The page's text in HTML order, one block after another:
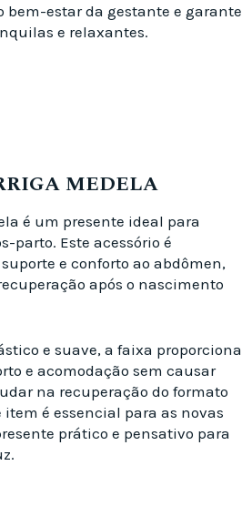
bem-estar da gestante e garante
e relaxantes.
MEDELA
é um presente ideal para
parto. Este acessório é
e conforto ao abdômen,
após o nascimento
e suave, a faixa proporciona
e acomodação sem causar
na recuperação do formato
item é essencial para as novas
prático e pensativo para